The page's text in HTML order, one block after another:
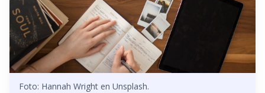
Foto: Hannah Wright en Unsplash.